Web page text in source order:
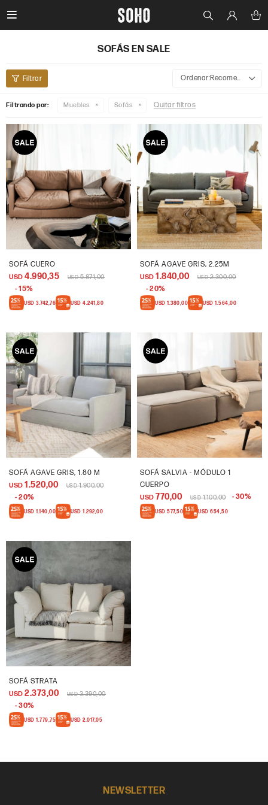

SOFÁS EN SALE
Recomendados
Filtrando por: Muebles Sofás Quitar filtros
SOFÁ CUERO
USD 4.990,35 USD 5.871,00
15
USD 3.742,76 USD 4.241,80
SOFÁ AGAVE GRIS, 2.25M
USD 1.840,00 USD 2.300,00
20
USD 1.380,00 USD 1.564,00
SOFÁ AGAVE GRIS, 1.80 M
USD 1.520,00 USD 1.900,00
20
USD 1.140,00 USD 1.292,00
SOFÁ SALVIA - MÓDULO 1
CUERPO
USD 770,00 USD 1.100,00 30
USD 577,50 USD 654,50
SOFÁ STRATA
USD 2.373,00 USD 3.390,00
30
USD 1.779,75 USD 2.017,05
NEWSLETTER